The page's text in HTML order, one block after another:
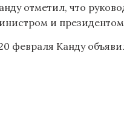
отметил, что
и
февраля Канду